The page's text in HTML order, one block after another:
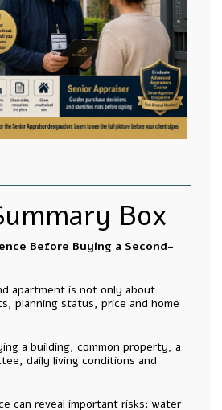
Box
Before Buying a Second-
apartment is not only about
planning status, price and home
a building, common property, a
daily living conditions and
can reveal important risks: water